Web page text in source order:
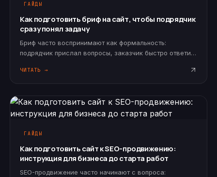
ГАЙДЫ
Как подготовить бриф на сайт, чтобы подрядчик
сразу понял задачу
Бриф часто воспринимают как формальность:
подрядчик прислал вопросы, заказчик быстро ответил,
влияет на результат. Чем точнее описана задача, тем
ЧИТАТЬ →
ГАЙДЫ
Как подготовить сайт к SEO-продвижению:
инструкция для бизнеса до старта работ
SEO-продвижение часто начинают с вопроса: